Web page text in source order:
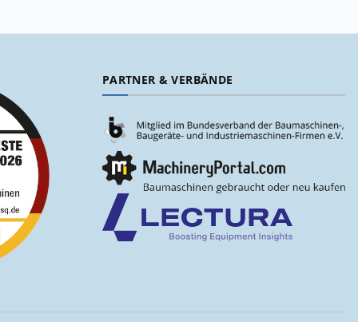
PARTNER & VERBÄNDE